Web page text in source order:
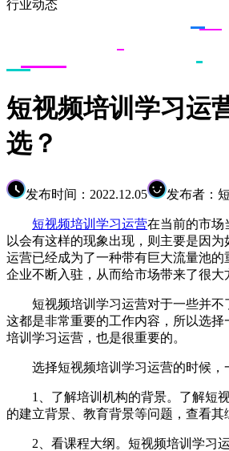
行业动态
短视频培训学习运
选？
发布时间：2022.12.05 发布者：
短视频培训学习运营在当前的市场
以会有这样的现象出现，则主要是因
运营已经成为了一种带有巨大流量池的
企业不断入驻，从而给市场带来了很大
短视频培训学习运营对于一些并不
这都是非常重要的工作内容，所以选择
培训学习运营，也是很重要的。
选择短视频培训学习运营的时候，
1、了解培训机构的背景。了解短视
的建立背景、教育背景等问题，查看其
2、看课程大纲。短视频培训学习运